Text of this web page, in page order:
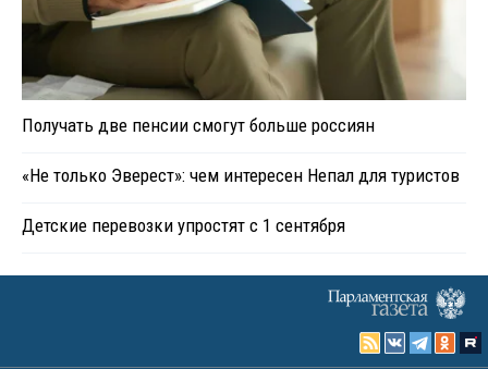
Получать две пенсии смогут больше россиян
«Не только Эверест»: чем интересен Непал для туристов
Детские перевозки упростят с 1 сентября